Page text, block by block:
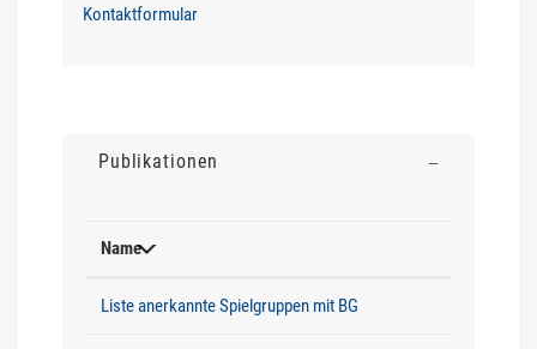
Kontaktformular
Publikationen
Name
Liste anerkannte Spielgruppen mit BG